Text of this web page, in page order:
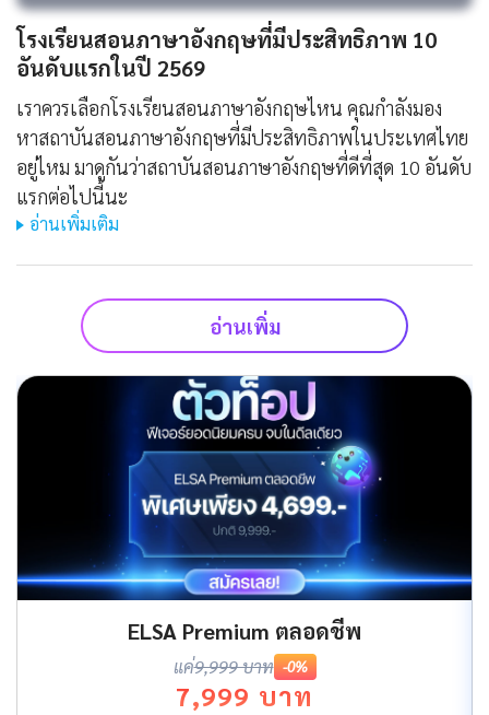
โรงเรียนสอนภาษาอังกฤษที่มีประสิทธิภาพ 10
อันดับแรกในปี 2569
เราควรเลือกโรงเรียนสอนภาษาอังกฤษไหน คุณกำลังมอง
หาสถาบันสอนภาษาอังกฤษที่มีประสิทธิภาพในประเทศไทย
อยู่ไหม มาดูกันว่าสถาบันสอนภาษาอังกฤษที่ดีที่สุด 10 อันดับ
แรกต่อไปนี้นะ
อ่านเพิ่มเติม
อ่านเพิ่ม
ELSA Premium ตลอดชีพ
แค่9,999 บาท -0%
7,999 บาท